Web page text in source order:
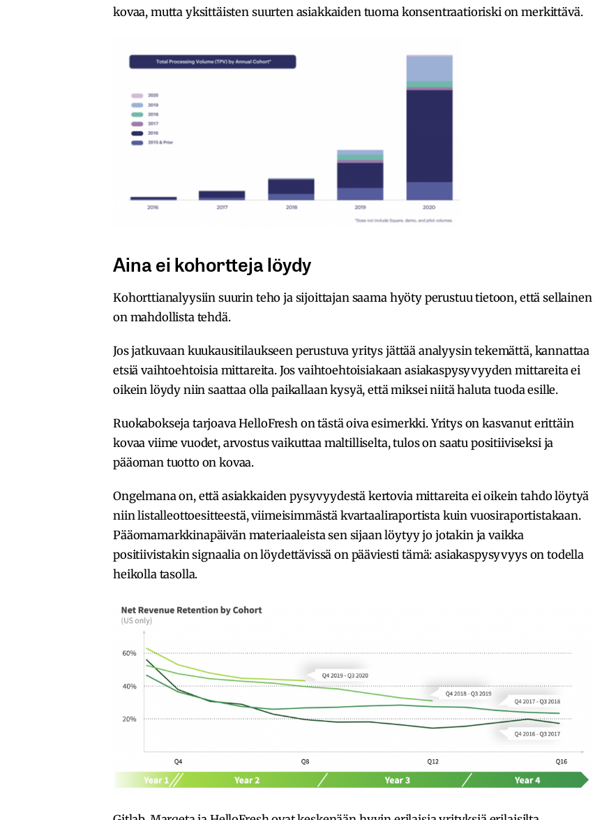
kovaa, mutta yksittäisten suurten asiakkaiden tuoma konsentraatioriski on merkittävä.
Aina ei kohortteja löydy
Kohorttianalyysiin suurin teho ja sijoittajan saama hyöty perustuu tietoon, että sellainen
on mahdollista tehdä.
Jos jatkuvaan kuukausitilaukseen perustuva yritys jättää analyysin tekemättä, kannattaa
etsiä vaihtoehtoisia mittareita. Jos vaihtoehtoisiakaan asiakaspysyvyyden mittareita ei
oikein löydy niin saattaa olla paikallaan kysyä, että miksei niitä haluta tuoda esille.
Ruokabokseja tarjoava HelloFresh on tästä oiva esimerkki. Yritys on kasvanut erittäin
kovaa viime vuodet, arvostus vaikuttaa maltilliselta, tulos on saatu positiiviseksi ja
pääoman tuotto on kovaa.
Ongelmana on, että asiakkaiden pysyvyydestä kertovia mittareita ei oikein tahdo löytyä
niin listalleottoesitteestä, viimeisimmästä kvartaaliraportista kuin vuosiraportistakaan.
Pääomamarkkinapäivän materiaaleista sen sijaan löytyy jo jotakin ja vaikka
positiivistakin signaalia on löydettävissä on pääviesti tämä: asiakaspysyvyys on todella
heikolla tasolla.